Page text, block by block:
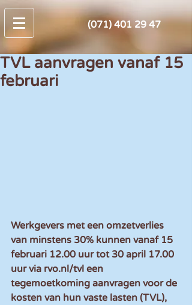
(071) 401 29 47
TVL aanvragen vanaf 15
februari
Werkgevers met een omzetverlies
van minstens 30% kunnen vanaf 15
februari 12.00 uur tot 30 april 17.00
uur via rvo.nl/tvl een
tegemoetkoming aanvragen voor de
kosten van hun vaste lasten (TVL),